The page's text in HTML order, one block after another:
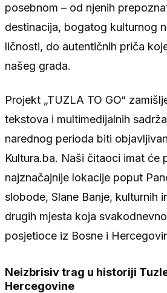
posebnom – od njenih
destinacija, bogatog kulturnog
ličnosti, do autentičnih priča
našeg grada.
Projekt „TUZLA TO GO“
tekstova i multimedijalnih
narednog perioda biti
Kultura.ba. Naši čitaoci imat će
najznačajnije lokacije poput
slobode, Slane Banje, kulturnih
drugih mjesta koja
posjetioce iz Bosne i
Neizbrisiv trag u historiji
Hercegovine